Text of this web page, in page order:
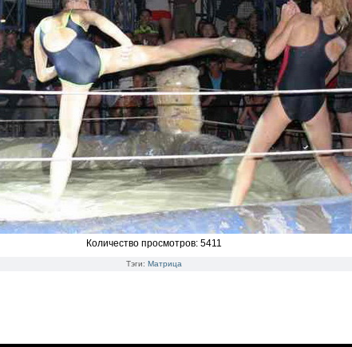
Количество просмотров: 5411
Тэги: Матрица